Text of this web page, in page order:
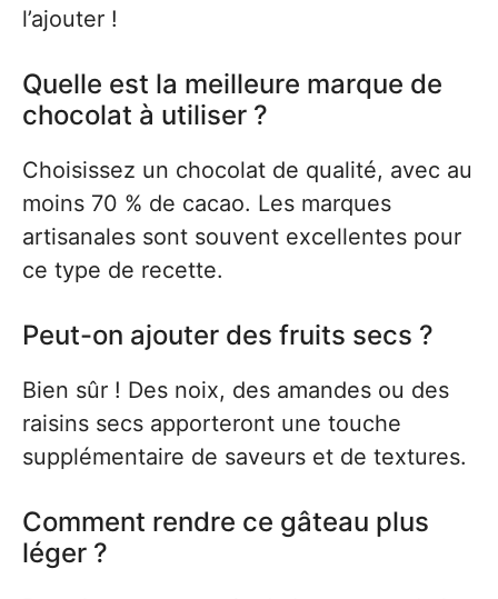
l’ajouter !
Quelle est la meilleure marque de
chocolat à utiliser ?
Choisissez un chocolat de qualité, avec au
moins 70 % de cacao. Les marques
artisanales sont souvent excellentes pour
ce type de recette.
Peut-on ajouter des fruits secs ?
Bien sûr ! Des noix, des amandes ou des
raisins secs apporteront une touche
supplémentaire de saveurs et de textures.
Comment rendre ce gâteau plus
léger ?